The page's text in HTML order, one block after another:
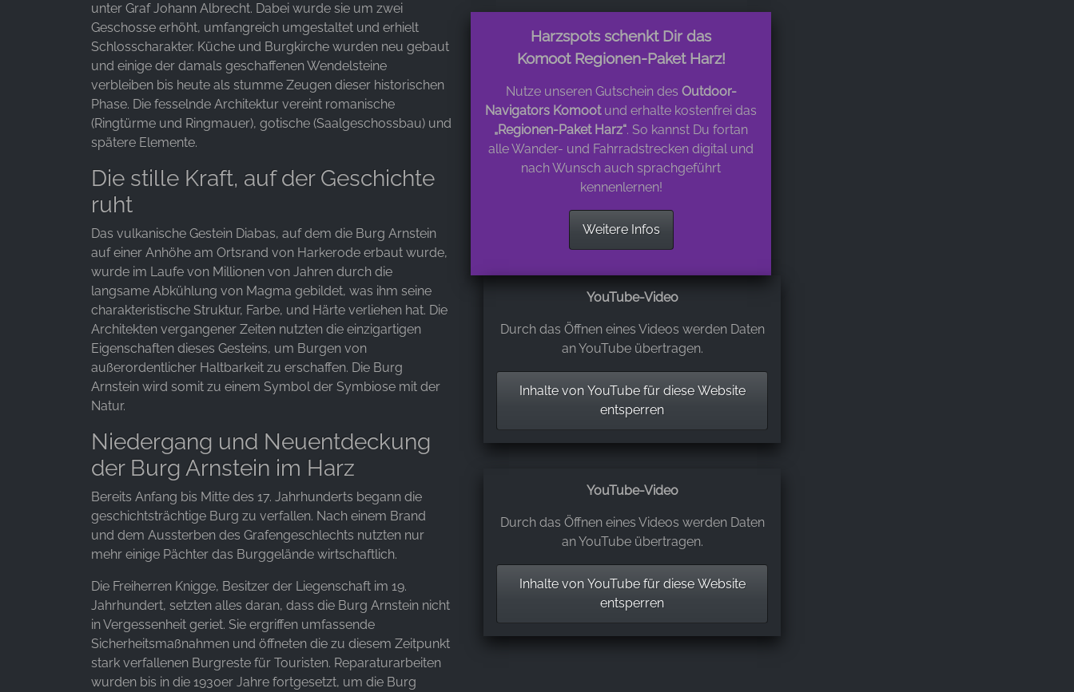
unter Graf Johann Albrecht. Dabei wurde sie um zwei
Geschosse erhöht, umfangreich umgestaltet und erhielt
Schlosscharakter. Küche und Burgkirche wurden neu gebaut
und einige der damals geschaffenen Wendelsteine
verbleiben bis heute als stumme Zeugen dieser historischen
Phase. Die fesselnde Architektur vereint romanische
(Ringtürme und Ringmauer), gotische (Saalgeschossbau) und
spätere Elemente.
Die stille Kraft, auf der Geschichte
ruht
Das vulkanische Gestein Diabas, auf dem die Burg Arnstein
auf einer Anhöhe am Ortsrand von Harkerode erbaut wurde,
wurde im Laufe von Millionen von Jahren durch die
langsame Abkühlung von Magma gebildet, was ihm seine
charakteristische Struktur, Farbe, und Härte verliehen hat. Die
Architekten vergangener Zeiten nutzten die einzigartigen
Eigenschaften dieses Gesteins, um Burgen von
außerordentlicher Haltbarkeit zu erschaffen. Die Burg
Arnstein wird somit zu einem Symbol der Symbiose mit der
Natur.
Niedergang und Neuentdeckung
der Burg Arnstein im Harz
Bereits Anfang bis Mitte des 17. Jahrhunderts begann die
geschichtsträchtige Burg zu verfallen. Nach einem Brand
und dem Aussterben des Grafengeschlechts nutzten nur
mehr einige Pächter das Burggelände wirtschaftlich.
Die Freiherren Knigge, Besitzer der Liegenschaft im 19.
Jahrhundert, setzten alles daran, dass die Burg Arnstein nicht
in Vergessenheit geriet. Sie ergriffen umfassende
Sicherheitsmaßnahmen und öffneten die zu diesem Zeitpunkt
stark verfallenen Burgreste für Touristen. Reparaturarbeiten
wurden bis in die 1930er Jahre fortgesetzt, um die Burg
Harzspots schenkt Dir das
Komoot Regionen-Paket Harz!
Nutze unseren Gutschein des Outdoor-
Navigators Komootund erhalte kostenfrei das
„Regionen-Paket Harz“. So kannst Du fortan
alle Wander- und Fahrradstrecken digital und
nach Wunsch auch sprachgeführt
kennenlernen!
Weitere Infos
YouTube-Video
Durch das Öffnen eines Videos werden Daten
an YouTube übertragen.
Inhalte von YouTube für diese Website
entsperren
YouTube-Video
Durch das Öffnen eines Videos werden Daten
an YouTube übertragen.
Inhalte von YouTube für diese Website
entsperren
Anbieter:
Google LLC
Zweck:
Erhebung von Statistiken zur
Website-Nutzung
Cookie
Laufzeit:
EXTERNE MEDIEN
Um Inhalte von Videoplattformen und Social Media
Plattformen anzeigen zu können, werden von
diesen externen Medien Cookies gesetzt.
YouTube